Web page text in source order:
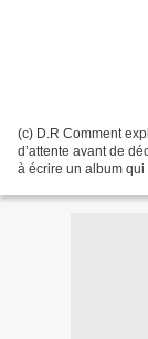
(c) D.R Comment
d’attente avant de
à écrire un album qui